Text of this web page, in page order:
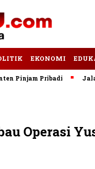
EKONOMI
Pribadi Jalan
Operasi